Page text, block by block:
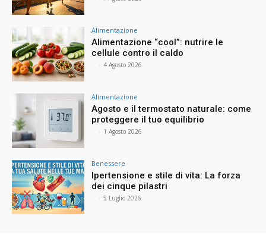
Alimentazione
Alimentazione “cool”: nutrire le
cellule contro il caldo
- 4 Agosto 2026
Alimentazione
Agosto e il termostato naturale: come
proteggere il tuo equilibrio
- 1 Agosto 2026
Benessere
Ipertensione e stile di vita: La forza
dei cinque pilastri
- 5 Luglio 2026